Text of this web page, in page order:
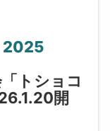
2025
トショコ
開